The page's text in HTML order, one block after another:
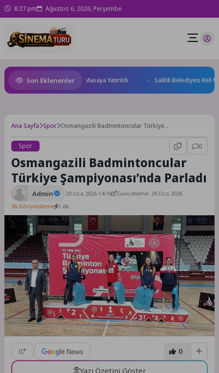
8:27 pm Ağustos 6, 2026, Perşembe
Son Eklenenler
ve Yatırım Potansiyeli Masaya Yatırıldı Salihli Belediyesi Keli
Ana Sayfa Spor Osmangazili Badmintoncular Türkiye
Spor
0
Osmangazili Badmintoncular
Türkiye Şampiyonası’nda Parladı
Admin 29 Oca 2026 14:16
Güncelleme: 29 Oca 2026
36 Görüntüleme 1 dk.
0
Yazı Özetini Göster